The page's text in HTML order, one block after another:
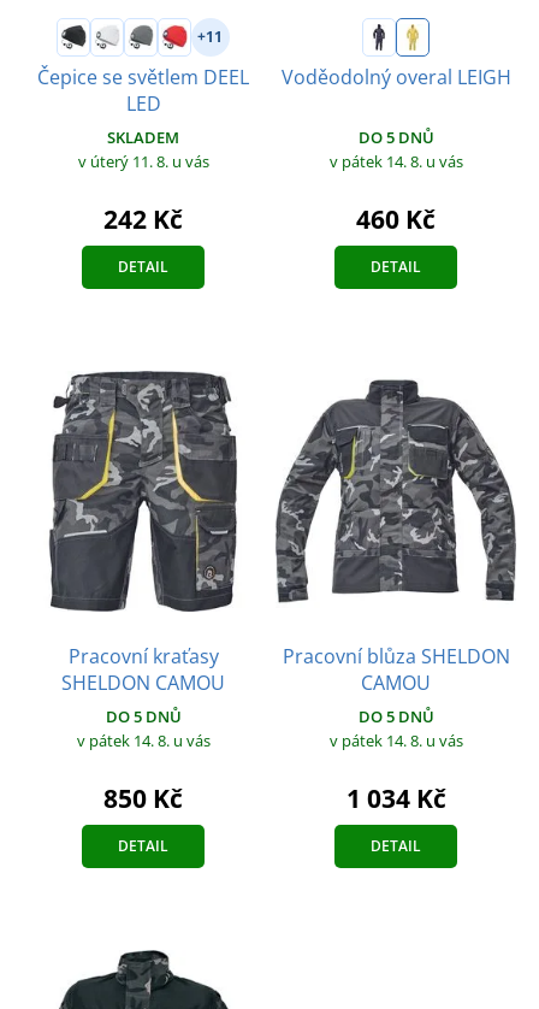
+11
Čepice se světlem DEEL
LED
SKLADEM
v úterý 11. 8. u vás
242 Kč
DETAIL
Voděodolný overal LEIGH
DO 5 DNŮ
v pátek 14. 8. u vás
460 Kč
DETAIL
Pracovní kraťasy
SHELDON CAMOU
DO 5 DNŮ
v pátek 14. 8. u vás
850 Kč
DETAIL
Pracovní blůza SHELDON
CAMOU
DO 5 DNŮ
v pátek 14. 8. u vás
1 034 Kč
DETAIL